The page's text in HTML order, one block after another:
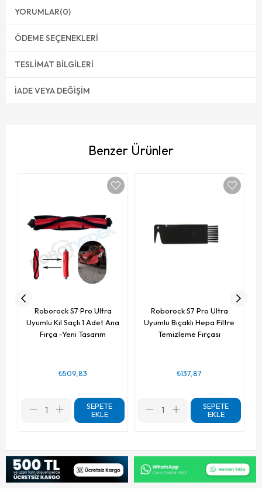
YORUMLAR(0)
ÖDEME SEÇENEKLERI
TESLIMAT BILGILERI
İADE VEYA DEĞIŞIM
Benzer Ürünler
Roborock S7 Pro Ultra
Uyumlu Kıl Saçlı 1 Adet Ana
Fırça -Yeni Tasarım
₺509,83
SEPETE
EKLE
Roborock S7 Pro Ultra
Uyumlu Bıçaklı Hepa Filtre
Temizleme Fırçası
₺137,87
SEPETE
EKLE